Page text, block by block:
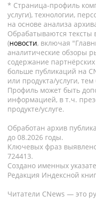
* Страница-профиль
услуги), технологии,
на основе анализа
Обрабатываются тексты
(новости, включая
аналитические обзоры
содержание
больше публикаций на
или продукта/услуги,
Профиль может быть
информацией, в т.ч.
продукте/услуге.
Обработан архив
до 08.2026 годы.
Ключевых фраз
724413.
Создано именных
Редакция Индексной
Читатели CNews — это